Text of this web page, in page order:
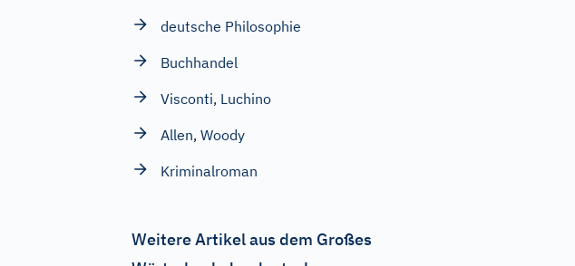
deutsche Philosophie
Buchhandel
Visconti, Luchino
Allen, Woody
Kriminalroman
Weitere Artikel aus dem Großes